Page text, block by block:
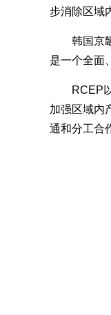
步消除区域
韩国京畿
是一个全面
RCEP以
加强区域内
通和分工合